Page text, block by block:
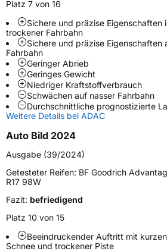
Weitere Eigenschaften
SchlauchtypTL
ZustandNeureifen
M+SJa
EU Label
EffizienzD
Nasshaftung
Rollgeräusch (dB)69
Platz 7 von 16
Sichere und präzise Eigenschaften
trockener Fahrbahn
Sichere und präzise Eigenschaften
Fahrbahn
Geringer Abrieb
Geringes Gewicht
Niedriger Kraftstoffverbrauch
Schwächen auf nasser Fahrbahn
Durchschnittliche prognostizierte
Weitere Details bei ADAC
Auto Bild 2024
Ausgabe (39/2024)
Getesteter Reifen: BF Goodrich
R17 98W
Fazit: befriedigend
Platz 10 von 15
Beeindruckender Auftritt mit
Schnee und trockener Piste